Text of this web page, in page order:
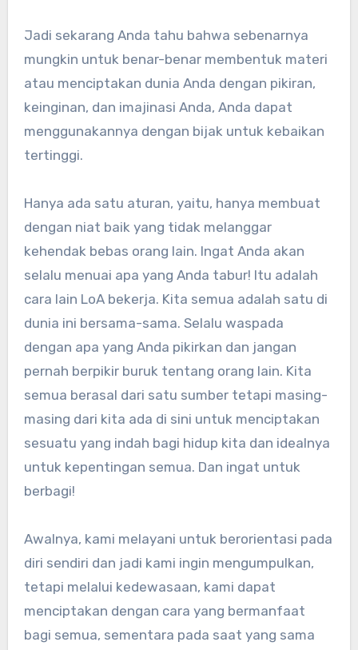
Jadi sekarang Anda tahu bahwa sebenarnya
mungkin untuk benar-benar membentuk materi
atau menciptakan dunia Anda dengan pikiran,
keinginan, dan imajinasi Anda, Anda dapat
menggunakannya dengan bijak untuk kebaikan
tertinggi.
Hanya ada satu aturan, yaitu, hanya membuat
dengan niat baik yang tidak melanggar
kehendak bebas orang lain. Ingat Anda akan
selalu menuai apa yang Anda tabur! Itu adalah
cara lain LoA bekerja. Kita semua adalah satu di
dunia ini bersama-sama. Selalu waspada
dengan apa yang Anda pikirkan dan jangan
pernah berpikir buruk tentang orang lain. Kita
semua berasal dari satu sumber tetapi masing-
masing dari kita ada di sini untuk menciptakan
sesuatu yang indah bagi hidup kita dan idealnya
untuk kepentingan semua. Dan ingat untuk
berbagi!
Awalnya, kami melayani untuk berorientasi pada
diri sendiri dan jadi kami ingin mengumpulkan,
tetapi melalui kedewasaan, kami dapat
menciptakan dengan cara yang bermanfaat
bagi semua, sementara pada saat yang sama